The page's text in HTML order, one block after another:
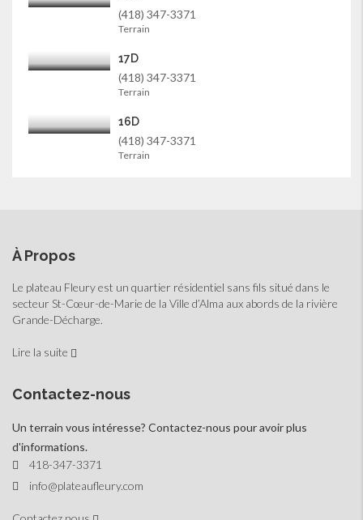
(418) 347-3371
Terrain
17D
(418) 347-3371
Terrain
16D
(418) 347-3371
Terrain
À Propos
Le plateau Fleury est un quartier résidentiel sans fils situé dans le
secteur St-Cœur-de-Marie de la Ville d’Alma aux abords de la rivière
Grande-Décharge.
Lire la suite
Contactez-nous
Un terrain vous intéresse? Contactez-nous pour avoir plus
d'informations.
418-347-3371
info@plateaufleury.com